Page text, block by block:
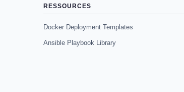
RESSOURCES
Docker Deployment Templates
Ansible Playbook Library